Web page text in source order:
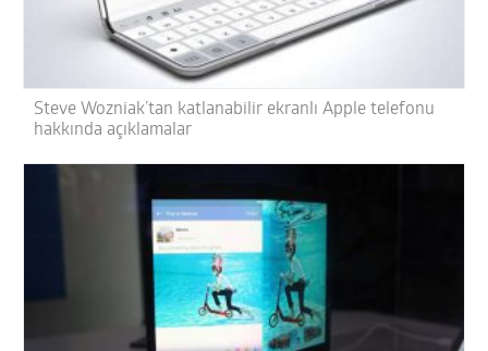
Steve Wozniak’tan katlanabilir ekranlı Apple telefonu
hakkında açıklamalar